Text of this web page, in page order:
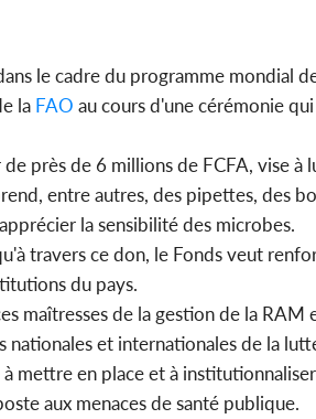
le cadre du programme mondial
la FAO au cours d'une cérémonie
près de 6 millions de FCFA, vise à
entre autres, des pipettes, des
la sensibilité des microbes.
travers ce don, le Fonds veut
du pays.
maîtresses de la gestion de la
et internationales de la
à mettre en place et à
aux menaces de santé publique.